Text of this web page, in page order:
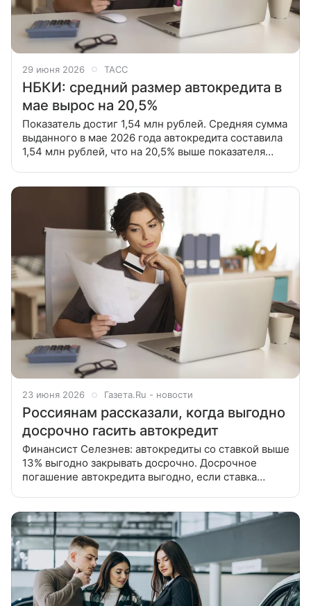
29 июня 2026 ТАСС
НБКИ: средний размер автокредита в
мае вырос на 20,5%
Показатель достиг 1,54 млн рублей. Средняя сумма
выданного в мае 2026 года автокредита составила
1,54 млн рублей, что на 20,5% выше показателя
23 июня 2026 Газета.Ru - новости
Россиянам рассказали, когда выгодно
досрочно гасить автокредит
Финансист Селезнев: автокредиты со ставкой выше
13% выгодно закрывать досрочно. Досрочное
погашение автокредита выгодно, если ставка